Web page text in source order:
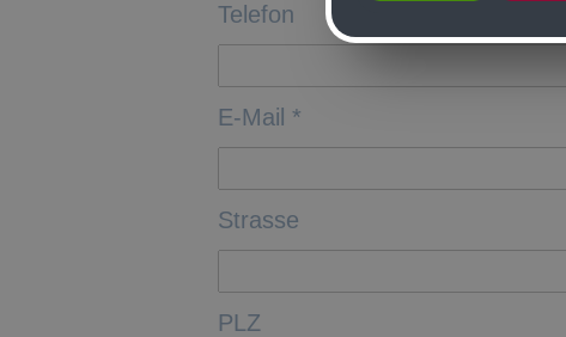
Telefon
E-Mail *
Strasse
PLZ